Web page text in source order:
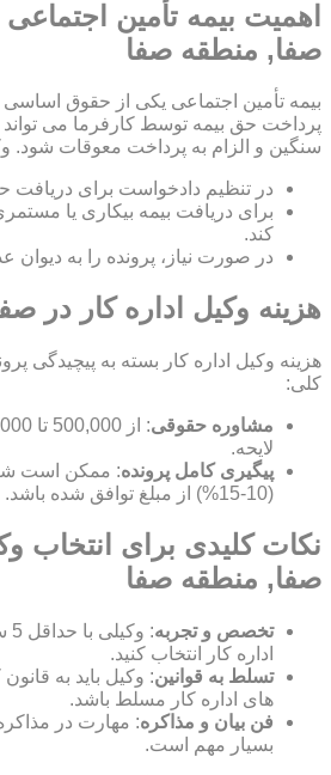
اهمیت بیمه تأمین
صفا, منطقه صفا
بیمه تأمین اجتماعی یکی از حقوق
پرداخت حق بیمه توسط کارفرما می
سنگین و الزام به پرداخت معوقات شود.
در تنظیم دادخواست برای دریافت
برای دریافت بیمه بیکاری یا
کند.
در صورت نیاز، پرونده را به دیوان
هزینه وکیل اداره کار در
هزینه وکیل اداره کار بسته به پیچیدگی
کلی:
مشاوره حقوقی
لایحه.
پیگیری کامل پرونده: ممکن است
(10-15%) از مبلغ توافق شده باشد.
نکات کلیدی برای انتخاب
صفا, منطقه صفا
تخصص و تجربه
:
اداره کار انتخاب کنید.
تسلط به قوانین: وکیل باید به
های اداره کار مسلط باشد.
فن بیان و مذاکره: مهارت در
بسیار مهم است.